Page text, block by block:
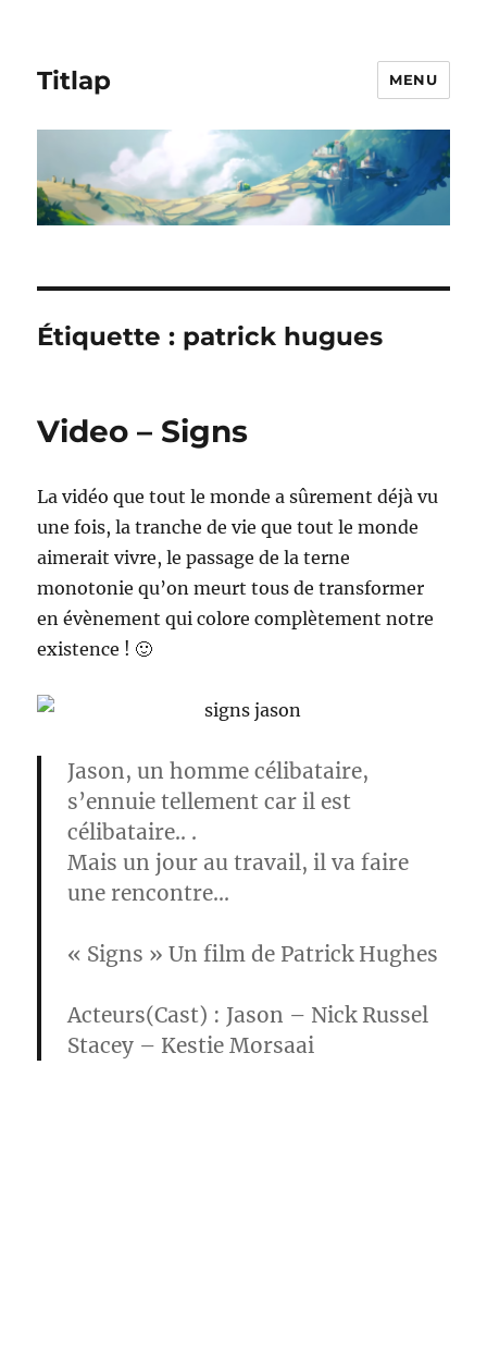
Titlap MENU
Étiquette : patrick hugues
Video – Signs
La vidéo que tout le monde a sûrement déjà vu
une fois, la tranche de vie que tout le monde
aimerait vivre, le passage de la terne
monotonie qu’on meurt tous de transformer
en évènement qui colore complètement notre
existence ! 🙂
Jason, un homme célibataire,
s’ennuie tellement car il est
célibataire.. .
Mais un jour au travail, il va faire
une rencontre…
« Signs » Un film de Patrick Hughes
Acteurs(Cast) : Jason – Nick Russel
Stacey – Kestie Morsaai